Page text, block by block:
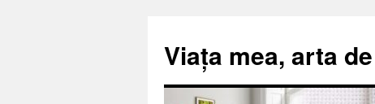
Viața mea, arta